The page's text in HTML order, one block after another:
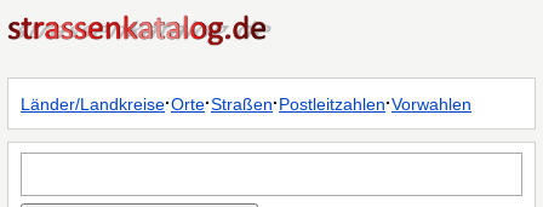
Länder/Landkreise·Orte·Straßen·Postleitzahlen·Vorwahlen